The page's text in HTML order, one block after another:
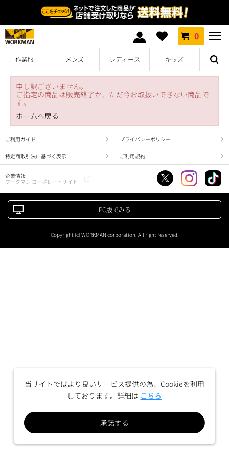
0
作業服 メンズ レディース キッズ
申し訳ございません。
ご指定の商品は販売終了か、ただ今お取扱いできない商品で
す。
ホームへ戻る
ご利用ガイド プライバシーポリシー
特定商取引法に基づく表示 ご利用規約
企業情報
ワークマン コーポレートサイト
PC版でみる
Copyright (c) WORKMAN corporation. All right reserved.
当サイトではより良いサービス提供の為、Cookieを利用
しております。詳細は こちら
承諾する